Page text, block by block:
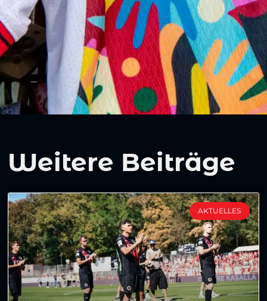
Weitere Beiträge
AKTUELLES